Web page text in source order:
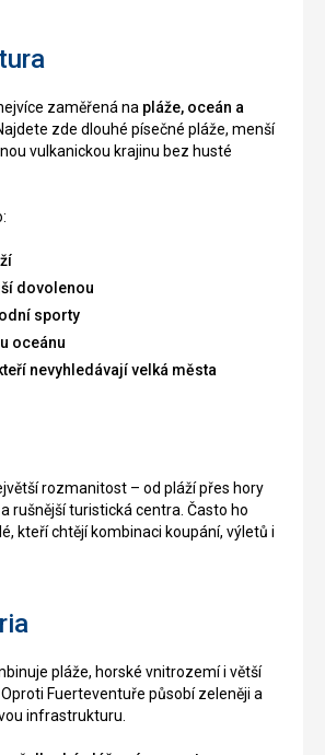
zaměřená na pláže, oceán a
Najdete zde dlouhé písečné pláže, menší
vulkanickou krajinu bez husté
dovolenou
sporty
oceánu
nevyhledávají velká města
rozmanitost – od pláží přes hory
rušnější turistická centra. Často ho
kteří chtějí kombinaci koupání, výletů i
pláže, horské vnitrozemí i větší
Fuerteventuře působí zeleněji a
infrastrukturu.